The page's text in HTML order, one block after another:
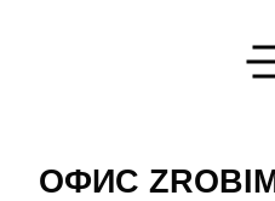
ОФИС